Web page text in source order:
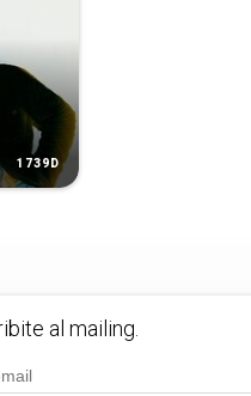
1739D
al mailing.